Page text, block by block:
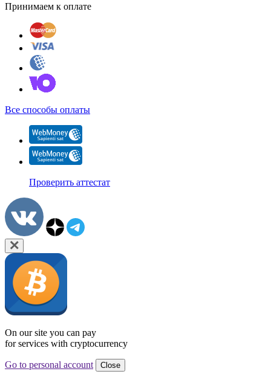
Принимаем к оплате
Все способы оплаты
Проверить аттестат
On our site you can pay
for services with cryptocurrency
Go to personal account Close